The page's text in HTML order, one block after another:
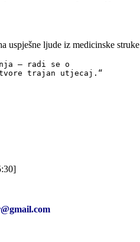
uspješne ljude iz medicinske struke
– radi se o
trajan utjecaj.“